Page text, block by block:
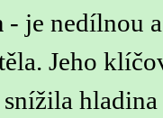
- je nedílnou
Jeho